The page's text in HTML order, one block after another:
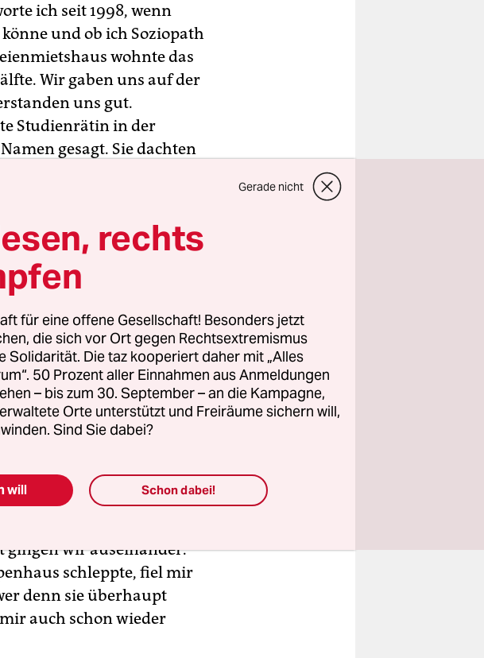
ich seit 1998, wenn
und ob ich Soziopath
wohnte das
Wir gaben uns auf der
uns gut.
Studienrätin in der
gesagt. Sie dachten
hätte, des
gingen wir auseinander.
schleppte, fiel mir
denn sie überhaupt
auch schon wieder
Gerade nicht
rechts
für eine offene Gesellschaft! Besonders jetzt
die sich vor Ort gegen Rechtsextremismus
Solidarität. Die taz kooperiert daher mit „Alles
50 Prozent aller Einnahmen aus Anmeldungen
– bis zum 30. September – an die Kampagne,
Orte unterstützt und Freiräume sichern will,
Sind Sie dabei?
will Schon dabei!